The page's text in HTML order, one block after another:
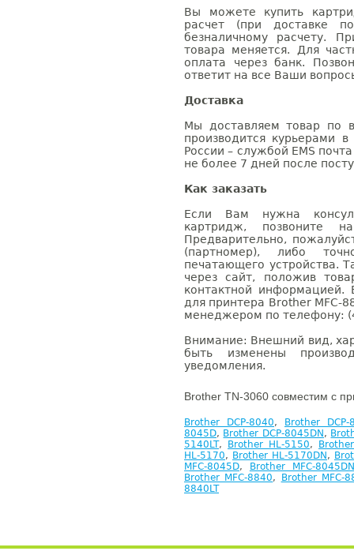
Вы можете купить
расчет (при доставке
безналичному расчету.
товара меняется. Для
оплата через банк.
ответит на все Ваши
Доставка
Мы доставляем товар по
производится курьерами
России – службой EMS
не более 7 дней после
Как заказать
Если Вам нужна
картридж, позвоните
Предварительно,
(партномер), либо
печатающего устройства.
через сайт, положив
контактной информацией.
для принтера Brother MFC-
менеджером по телефону:
Внимание: Внешний вид,
быть изменены
уведомления.
Brother TN-3060 совместим с
Brother DCP-8040,
Brother DCP-
8045D, Brother DCP-8045DN ,
5140LT, Brother HL-5150,
HL-5170, Brother HL-5170DN ,
MFC-8045D,
Brother MFC-8045DN
Brother MFC-8840,
Brother MFC-
8840LT